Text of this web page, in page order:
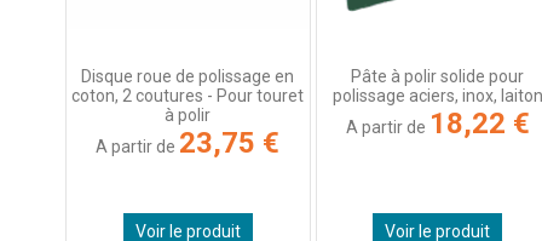
Disque roue de polissage en
coton, 2 coutures - Pour touret
à polir
A partir de 23,75 €
Voir le produit
Pâte à polir solide pour
polissage aciers, inox, laiton
A partir de 18,22 €
Voir le produit